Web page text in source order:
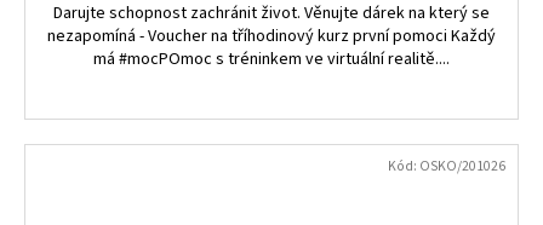
Darujte schopnost zachránit život. Věnujte dárek na který se
nezapomíná - Voucher na tříhodinový kurz první pomoci Každý
má #mocPOmoc s tréninkem ve virtuální realitě....
Kód: OSKO/201026